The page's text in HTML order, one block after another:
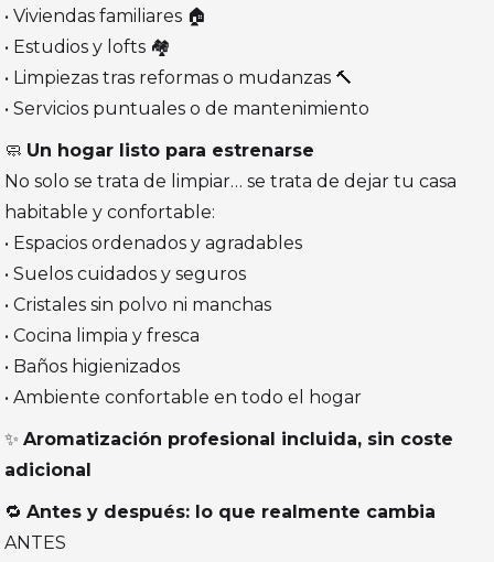
• Viviendas familiares 🏠
• Estudios y lofts 🏘️
• Limpiezas tras reformas o mudanzas 🔨
• Servicios puntuales o de mantenimiento
🧼 Un hogar listo para estrenarse
No solo se trata de limpiar… se trata de dejar tu casa
habitable y confortable:
• Espacios ordenados y agradables
• Suelos cuidados y seguros
• Cristales sin polvo ni manchas
• Cocina limpia y fresca
• Baños higienizados
• Ambiente confortable en todo el hogar
✨Aromatización profesional incluida, sin coste
adicional
🔁Antes y después: lo que realmente cambia
ANTES